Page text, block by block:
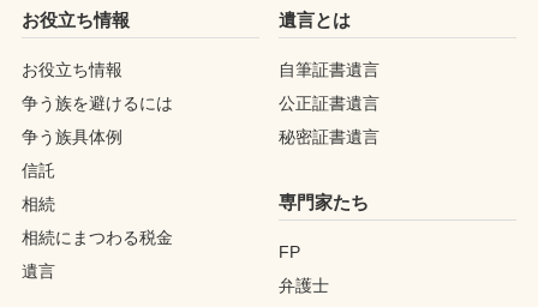
お役立ち情報
お役立ち情報
争う族を避けるには
争う族具体例
信託
相続
相続にまつわる税金
遺言
遺言とは
自筆証書遺言
公正証書遺言
秘密証書遺言
専門家たち
FP
弁護士